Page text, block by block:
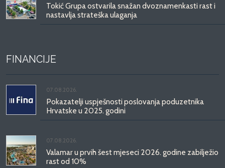
Tokić Grupa ostvarila snažan dvoznamenkasti rast i
nastavlja strateška ulaganja
FINANCIJE
07.08.2026.
Pokazatelji uspješnosti poslovanja poduzetnika
Hrvatske u 2025. godini
07.08.2026.
Valamar u prvih šest mjeseci 2026. godine zabilježio
rast od 10%